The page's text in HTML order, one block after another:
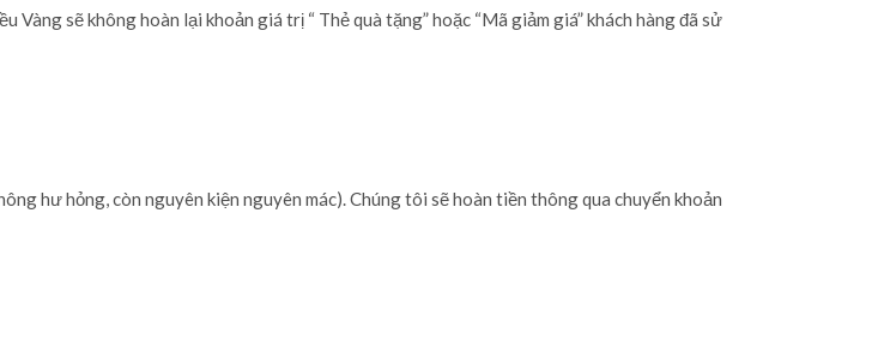
Vàng sẽ không hoàn lại khoản giá trị “ Thẻ quà tặng” hoặc “Mã giảm giá” khách hàng đã sử
hư hỏng, còn nguyên kiện nguyên mác). Chúng tôi sẽ hoàn tiền thông qua chuyển khoản